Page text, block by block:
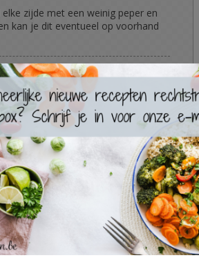
zijde met een weinig peper en
kan je dit eventueel op voorhand
spinazieroom. Overdrijf niet en
vrij, de dosering moet precies
te realiseren. Rol het vlees
rond. Hou dit samen met een
of olijfolie en schik er de
vluchtige kruiding met wat zwarte
van 180°. Laat 20 minuten garen.
patatjes. Smakelijk!